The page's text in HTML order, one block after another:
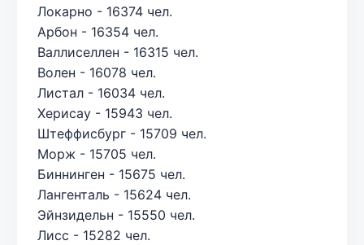
Локарно - 16374 чел.
Арбон - 16354 чел.
Валлиселлен - 16315 чел.
Волен - 16078 чел.
Листал - 16034 чел.
Херисау - 15943 чел.
Штеффисбург - 15709 чел.
Морж - 15705 чел.
Биннинген - 15675 чел.
Лангенталь - 15624 чел.
Эйнзидельн - 15550 чел.
Лисс - 15282 чел.